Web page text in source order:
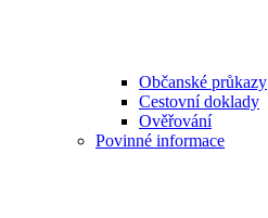
Občanské průkazy
Cestovní doklady
Ověřování
Povinné informace